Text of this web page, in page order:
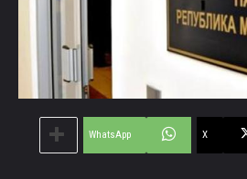
X
WhatsApp